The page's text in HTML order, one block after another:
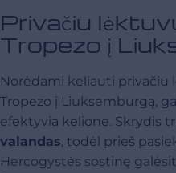
Privačiu
Tropezo į
Norėdami keliauti privačiu
Tropezo į Liuksemburgą,
efektyvia kelione. Skrydis
valandas, todėl prieš
Hercogystės sostinę